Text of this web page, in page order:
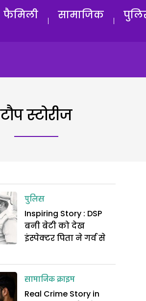
फैमिली सामाजिक
टौप स्टोरीज
पुलिस
Inspiring Story : DSP
बनी बेटी को देख
इंस्पेक्टर पिता ने गर्व से
सामाजिक क्राइम
Real Crime Story in